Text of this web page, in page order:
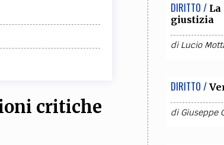
critiche
DIRITTO /
giustizia
diLucio
DIRITTO /
diGiuseppe